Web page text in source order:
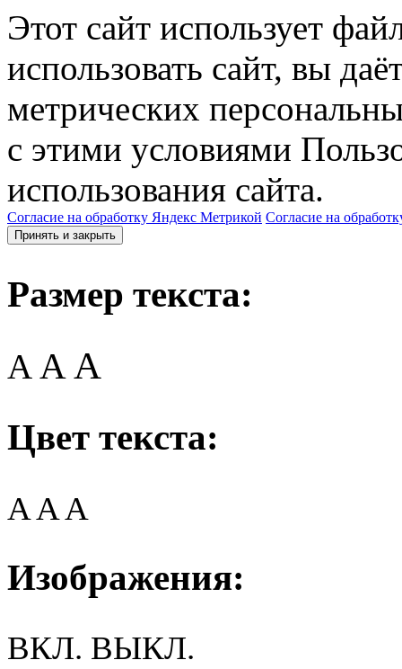
Этот сайт использует
использовать сайт, вы
метрических
с этими условиями
использования сайта.
Согласие на обработку Яндекс Метрикой Согласие на
Принять и закрыть
Размер текста:
A AA
Цвет текста:
AAA
Изображения:
ВКЛ. ВЫКЛ.